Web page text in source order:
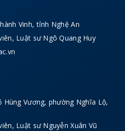
Vinh, tỉnh Nghệ An
Luật sư Ngô Quang Huy
Hùng Vương, phường Nghĩa Lộ,
Luật sư Nguyễn Xuân Vũ